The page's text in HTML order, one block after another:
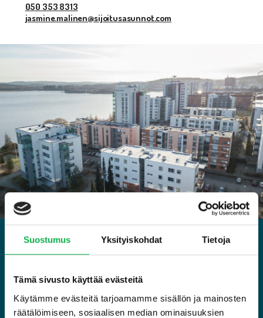
Suostumus Yksityiskohdat Tietoja
Tämä sivusto käyttää evästeitä
Käytämme evästeitä tarjoamamme sisällön ja mainosten
räätälöimiseen, sosiaalisen median ominaisuuksien
050 353 8313
jasmine.malinen@sijoitusasunnot.com
JÄTÄ MEILLE VIESTI
Koskeeko kysymyksesi meillä vuokralla asumista? Muista katsoa